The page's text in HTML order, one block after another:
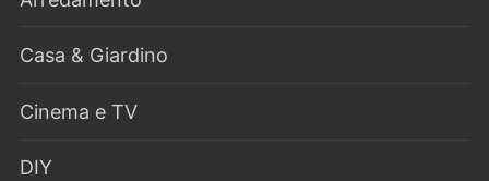
Casa & Giardino
Cinema e TV
DIY